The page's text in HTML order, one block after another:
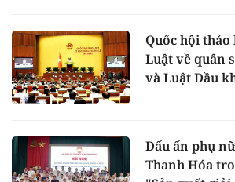
Quốc hội
Luật về quân
và Luật Dầu
Dấu ấn phụ
Thanh Hóa